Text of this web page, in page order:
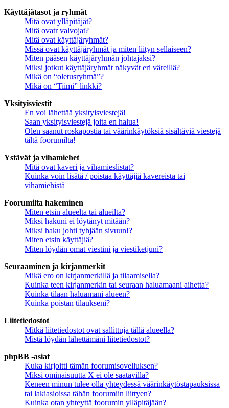
Käyttäjätasot ja ryhmät
Mitä ovat ylläpitäjät?
Mitä ovatr valvojat?
Mitä ovat käyttäjäryhmät?
Missä ovat käyttäjäryhmät ja miten liityn sellaiseen?
Miten pääsen käyttäjäryhmän johtajaksi?
Miksi jotkut käyttäjäryhmät näkyvät eri väreillä?
Mikä on “oletusryhmä”?
Mikä on “Tiimi” linkki?
Yksityisviestit
En voi lähettää yksityisviestejä!
Saan yksityisviestejä joita en halua!
Olen saanut roskapostia tai väärinkäytöksiä sisältäviä viestejä
tältä foorumilta!
Ystävät ja vihamiehet
Mitä ovat kaveri ja vihamieslistat?
Kuinka voin lisätä / poistaa käyttäjiä kavereista tai
vihamiehistä
Foorumilta hakeminen
Miten etsin alueelta tai alueilta?
Miksi hakuni ei löytänyt mitään?
Miksi haku johti tyhjään sivuun!?
Miten etsin käyttäjiä?
Miten löydän omat viestini ja viestiketjuni?
Seuraaminen ja kirjanmerkit
Mikä ero on kirjanmerkillä ja tilaamisella?
Kuinka teen kirjanmerkin tai seuraan haluamaani aihetta?
Kuinka tilaan haluamani alueen?
Kuinka poistan tilaukseni?
Liitetiedostot
Mitkä liitetiedostot ovat sallittuja tällä alueella?
Mistä löydän lähettämäni liitetiedostot?
phpBB -asiat
Kuka kirjoitti tämän foorumisovelluksen?
Miksi ominaisuutta X ei ole saatavilla?
Keneen minun tulee olla yhteydessä väärinkäytöstapauksissa
tai lakiasioissa tähän foorumiin liittyen?
Kuinka otan yhteyttä foorumin ylläpitäjään?